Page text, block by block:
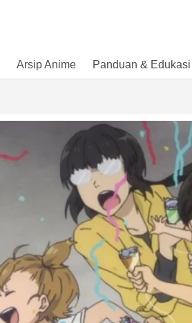
Arsip Anime Panduan & Edukasi